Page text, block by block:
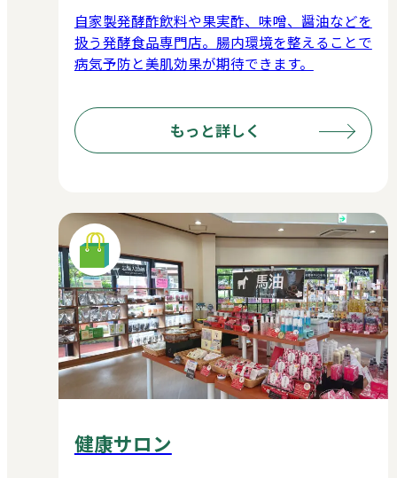
自家製発酵酢飲料や果実酢、味噌、醤油などを
扱う発酵食品専門店。腸内環境を整えることで
病気予防と美肌効果が期待できます。
もっと詳しく
健康サロン